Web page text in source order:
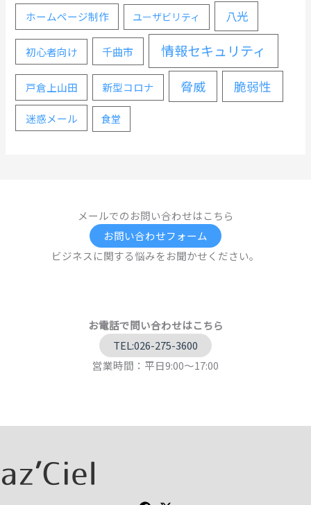
ホームページ制作 ユーザビリティ 八光
初心者向け 千曲市 情報セキュリティ
戸倉上山田 新型コロナ 脅威 脆弱性
迷惑メール 食堂
メールでのお問い合わせはこちら
お問い合わせフォーム
ビジネスに関する悩みをお聞かせください。
お電話で問い合わせはこちら
TEL:026-275-3600
営業時間：平日9:00～17:00